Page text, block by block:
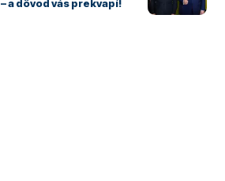
– a dôvod vás prekvapí!